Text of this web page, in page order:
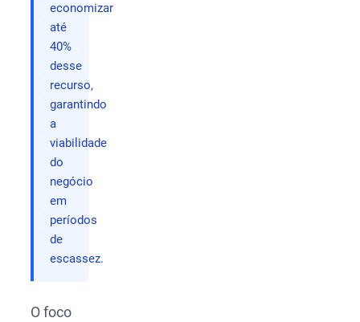
economizar
até
40%
desse
recurso,
garantindo
a
viabilidade
do
negócio
em
períodos
de
escassez.
O foco